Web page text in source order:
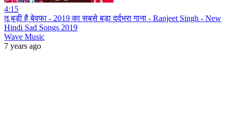
4:15
तू बड़ी है बेवफा - 2019 का सबसे बड़ा दर्दभरा गाना - Ranjeet Singh - New
Hindi Sad Songs 2019
Wave Music
7 years ago